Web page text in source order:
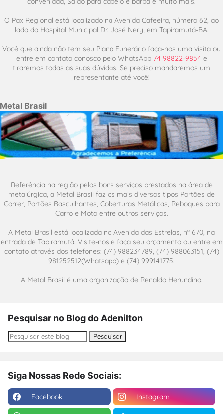
O Pax Regional está localizado na Avenida Cafeeira, número 62, ao
lado do Hospital Municipal Dr. José Nery, em Tapiramutá-BA.
Você que ainda não tem seu Plano Funerário faça-nos uma visita ou
entre em contato conosco pelo WhatsApp 74 98822-9854 e
tiraremos todas as suas dúvidas. Se preciso mandaremos um
representante até você!
Metal Brasil
Referência na região pelos bons serviços prestados na área de
metalúrgica, a Metal Brasil faz os mais diversos tipos Portões de
Correr, Portões Basculhantes, Coberturas Metálicas, Reboques para
Carro e Moto entre outros serviços.
A Metal Brasil está localizada na Avenida das Estrelas, nº 670, na
entrada de Tapiramutá. Visite-nos e faça seu orçamento ou entre em
contato através dos telefones: (74) 988234789, (74) 988063151, (74)
981252512(Whatsapp) e (74) 999141775.
A Metal Brasil é uma organização de Renaldo Herundino.
Pesquisar no Blog do Adenilton
Siga Nossas Rede Sociais:
Facebook Instagram